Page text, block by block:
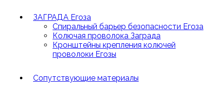
ЗАГРАДА Егоза
Спиральный барьер безопасности Егоза
Колючая проволока Заграда
Кронштейны крепления колючей
проволоки Егозы
Сопутствующие материалы